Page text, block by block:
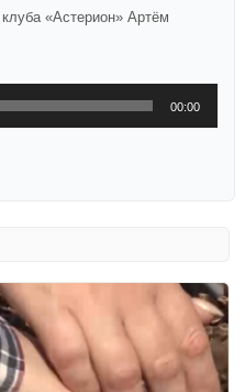
«Астерион» Артём
00:00